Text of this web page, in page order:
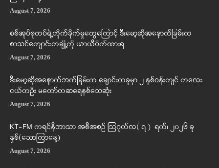
August 7, 2026
စစ်အုပ်စုတပ်ရဲ့တိုက်ခိုက်မှုတွေကြောင့် ဒီးမော့ဆိုအနောက်ခြမ်းက
စာသင်ကျောင်းတချို့ကို ယာယီပိတ်ထားရ
August 7, 2026
ဒီးမော့ဆိုအနောက်ဘက်ခြမ်းက ချောင်းတခုမှာ ၂ နှစ်ဝန်းကျင် ကလေး
ငယ်တဦး မတော်တဆရေနစ်သေဆုံး
August 7, 2026
KT-FM ကရင်နီဘာသာ အစီအစဉ် ဩဂုတ်လ( ၇ ) ရက်၊ ၂၀၂၆ ခု
နှစ်(သောကြာနေ့)
August 7, 2026